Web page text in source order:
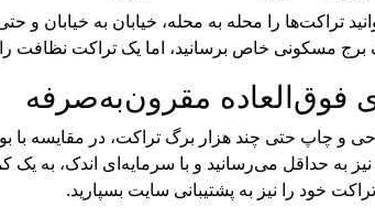
تراکت‌ها را محله به محله، خیابان به خیابان و
مسکونی خاص برسانید، اما یک تراکت نظافت راه‌پله که
فوق‌العاده مقرون‌به‌صرفه
و چاپ حتی چند هزار برگ تراکت، در مقایسه با
به حداقل می‌رسانید و با سرمایه‌ای اندک، به
خود را نیز به پشتیبانی سایت بسپارید.